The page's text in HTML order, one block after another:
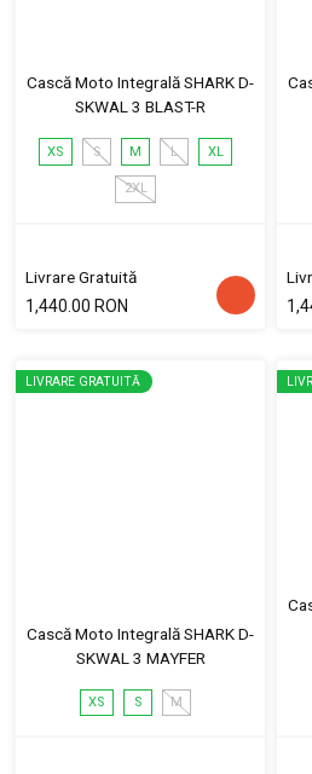
Cască Moto Integrală SHARK D-
SKWAL 3 BLAST-R
XS S M L XL
2XL
Livrare Gratuită
1,440.00 RON
LIVRARE GRATUITĂ
Cască Moto Integrală SHARK D-
SKWAL 3 MAYFER
XS S M